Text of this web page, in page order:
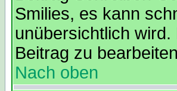
Smilies, es kann
unübersichtlich
Beitrag zu
Nach oben